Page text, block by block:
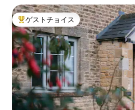
大好評のゲストチョイスです。
ゲストチョイス